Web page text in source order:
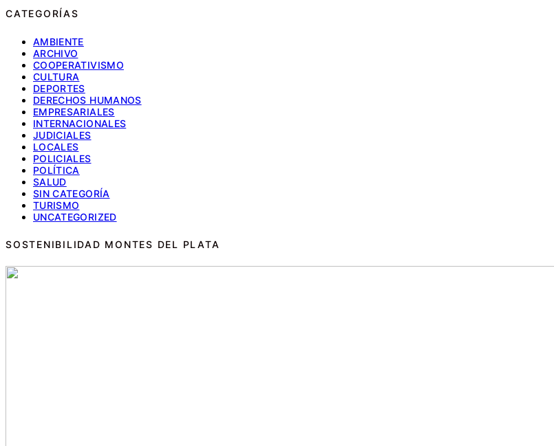
CATEGORÍAS
AMBIENTE
ARCHIVO
COOPERATIVISMO
CULTURA
DEPORTES
DERECHOS HUMANOS
EMPRESARIALES
INTERNACIONALES
JUDICIALES
LOCALES
POLICIALES
POLÍTICA
SALUD
SIN CATEGORÍA
TURISMO
UNCATEGORIZED
SOSTENIBILIDAD MONTES DEL PLATA